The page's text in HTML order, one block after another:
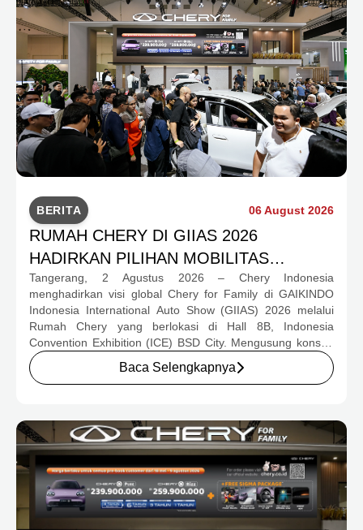
BERITA 06 August 2026
RUMAH CHERY DI GIIAS 2026
HADIRKAN PILIHAN MOBILITAS
LENGKAP DAN PROGRAM APRESIASI
KONSUMEN BERNILAI HAMPIR RP1
MILIAR
Tangerang, 2 Agustus 2026 – Chery Indonesia
menghadirkan visi global Chery for Family di GAIKINDO
Indonesia International Auto Show (GIIAS) 2026 melalui
Rumah Chery yang berlokasi di Hall 8B, Indonesia
Convention Exhibition (ICE) BSD City. Mengusung konsep
rumah yang hangat dan inklusif, Chery menghadirkan
pengalaman menyeluruh bagi keluarga Indonesia melalui
program apresiasi untuk konsumen.
Baca Selengkapnya